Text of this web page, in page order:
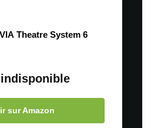
Theatre System 6
sur Amazon